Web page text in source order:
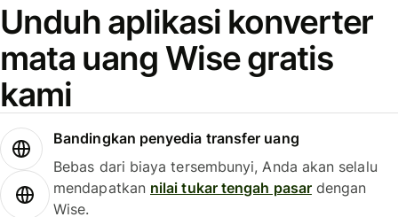
Unduh aplikasi konverter
mata uang Wise gratis
kami
Bandingkan penyedia transfer uang
Bebas dari biaya tersembunyi, Anda akan selalu
mendapatkan nilai tukar tengah pasardengan
Wise.